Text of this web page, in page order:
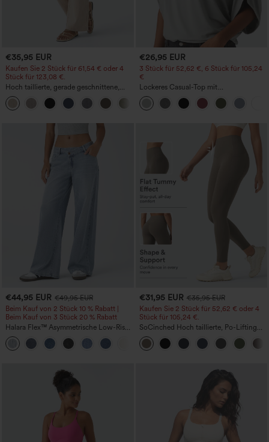
€35,95 EUR
Kaufen Sie 2 Stück für 61,54 € oder 4
Stück für 123,08 €.
Hoch taillierte, gerade geschnittene,
legere Leinen-Optik-Hose mit Taschen
+5
€26,95 EUR
3 Stück für 52,62 €, 6 Stück für 105,24
€
Lockeres Casual-Top mit
Rundhalsausschnitt und
Fledermausärmeln
€44,95 EUR €49,95 EUR
Beim Kauf von 2 Stück 10 % Rabatt |
Beim Kauf von 3 Stück 20 % Rabatt
Halara Flex™ Asymmetrische Low-Rise-
Jeans mit Reißverschlusstaschen,
Baggy-Stil, weitem Bein, gewaschen,
lässig
+5
€31,95 EUR €35,95 EUR
Kaufen Sie 2 Stück für 52,62 € oder 4
Stück für 105,24 €.
SoCinched Hoch taillierte, Po-Lifting
7/8-Trainingsleggings mit
Bauchkontrolle und Seitentaschen